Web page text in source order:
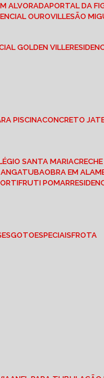
ALVORADA PORTAL DA
OUROVILLE SÃO
GOLDEN VILLE
PISCINA CONCRETO
SANTA MARIA
ANGATUBA OBRA EM
POMAR
ESGOTO ESPECIAIS FROTA